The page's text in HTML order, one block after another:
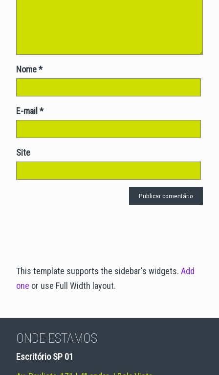
Nome*
E-mail *
Site
This template supports the sidebar's widgets. Add
one or use Full Width layout.
ONDE ESTAMOS
Escritório SP 01